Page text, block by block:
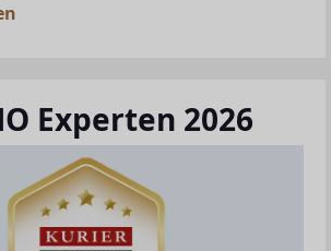
Experten 2026